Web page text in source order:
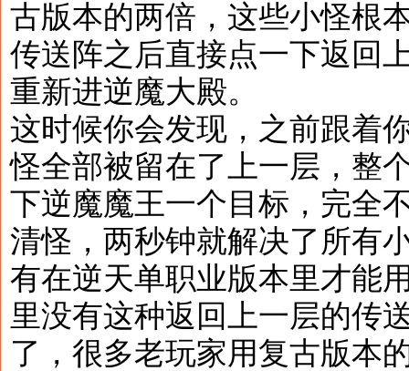
古版本的两倍，这些小怪根
传送阵之后直接点一下返回
重新进逆魔大殿。
这时候你会发现，之前跟着
怪全部被留在了上一层，整
下逆魔魔王一个目标，完全
清怪，两秒钟就解决了所有
有在逆天单职业版本里才能
里没有这种返回上一层的传
了，很多老玩家用复古版本